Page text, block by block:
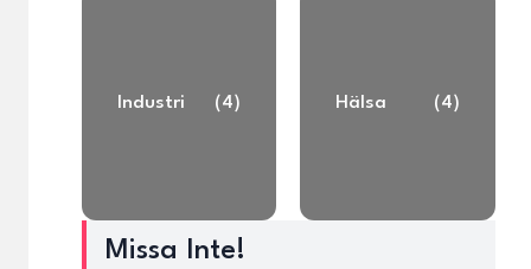
Industri (4) Hälsa (4)
Missa Inte!